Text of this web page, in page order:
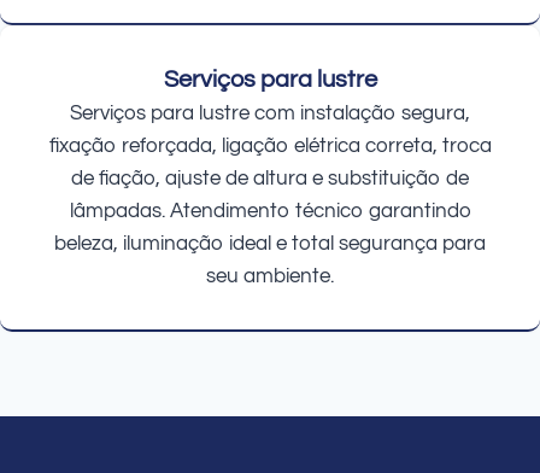
Serviços para lustre
Serviços para lustre com instalação segura,
fixação reforçada, ligação elétrica correta, troca
de fiação, ajuste de altura e substituição de
lâmpadas. Atendimento técnico garantindo
beleza, iluminação ideal e total segurança para
seu ambiente.